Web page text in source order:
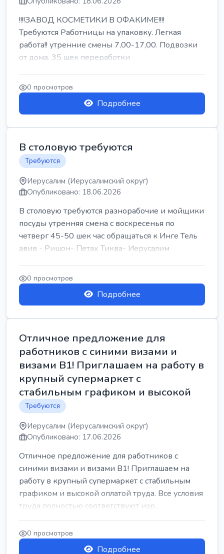
!!!!ЗАВОД КОСМЕТИКИ В ОФАКИМЕ!!!!
Требуются Работницы на упаковку. Легкая
работа!! утренние смены 7,00-17,00. Подвозки
от дома. 35 шек переработки
0 просмотров
Подробнее
В столовую требуются
Требуются
Иерусалим (Иерусалимский округ)
Опубликовано: 18.06.2026
В столовую требуются разнорабочие и мойщики
посуды утренняя смена с воскресенья по
четверг 45-50 шек час обращаться к Инге Тель
авив - Ришон- Петах Тиква- Иерусалим
0 просмотров
Подробнее
Отличное предложение для
работников с синими визами и
визами B1! Приглашаем на работу в
крупный супермаркет с
стабильным графиком и высокой
Требуются
Иерусалим (Иерусалимский округ)
Опубликовано: 17.06.2026
Отличное предложение для работников с
синими визами и визами B1! Приглашаем на
работу в крупный супермаркет с стабильным
графиком и высокой оплатой труда. Все условия
труда полностью соответствуют изр...
0 просмотров
Подробнее